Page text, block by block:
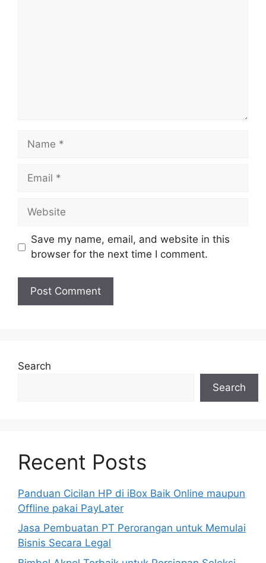
Name
Email
Website
Save my name, email, and website in this
browser for the next time I comment.
Search
Search
Recent Posts
Panduan Cicilan HP di iBox Baik Online maupun
Offline pakai PayLater
Jasa Pembuatan PT Perorangan untuk Memulai
Bisnis Secara Legal